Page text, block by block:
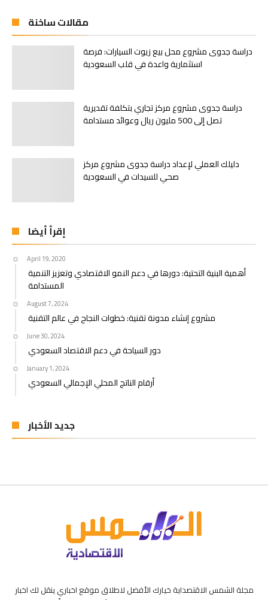
مقالات ساخنة
دراسة جدوى مشروع محل بيع زيوت السيارات: فرصة
استثمارية واعدة في قلب السعودية
دراسة جدوى مشروع مركز تجاري بتكلفة تقديرية
تصل إلى 500 مليون ريال وعوائد مستدامة
دليلك العملي لإعداد دراسة جدوى مشروع مركز
صحي للسيدات في السعودية
إقرأ أيضا
April 19, 2020
أهمية البنية التحتية: دورها في دعم النمو الاقتصادي وتعزيز التنمية
المستدامة
August 7, 2024
مشروع إنشاء مدونة تقنية: خطوات النجاح في عالم التقنية
June 30, 2024
دور السياحة في دعم الاقتصاد السعودي
January 1, 2024
أرقام الناتج المحلي الإجمالي السعودي
جديد الأخبار
مجلة الشمس الاقتصداية خيارك الأفضل لاطلاق موقع اخباري ينقل لك اخبار